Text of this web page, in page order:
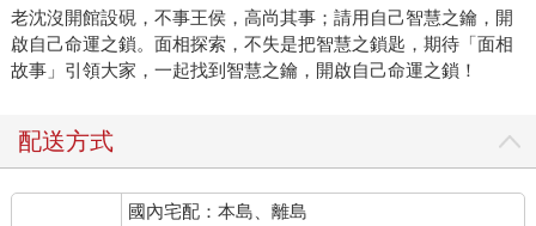
老沈沒開館設硯，不事王侯，高尚其事；請用自己智慧之鑰，開
啟自己命運之鎖。面相探索，不失是把智慧之鎖匙，期待「面相
故事」引領大家，一起找到智慧之鑰，開啟自己命運之鎖！
配送方式
國內宅配：本島、離島